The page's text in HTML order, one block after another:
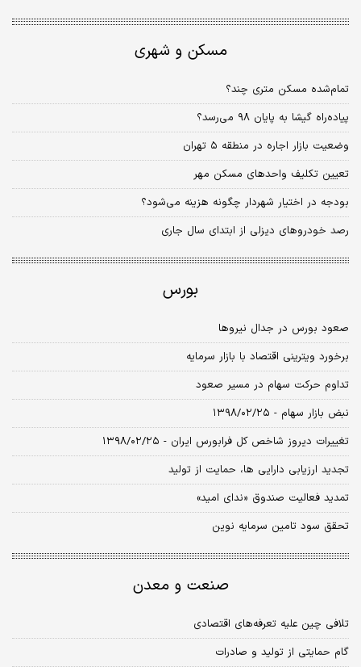
مسکن و شهری
تمام‌شده مسکن متری چند؟
پیاده‌راه گیشا به پایان ۹۸ می‌رسد؟
وضعیت بازار اجاره در منطقه ۵ تهران
تعیین تکلیف واحدهای مسکن مهر
بودجه در اختیار شهردار چگونه هزینه می‌شود؟
رصد خودروهای دیزلی از ابتدای سال جاری
بورس
صعود بورس در جدال نیروها
برخورد ویترینی اقتصاد با بازار سرمایه
تداوم حرکت سهام در مسیر صعود
نبض بازار سهام - ۱۳۹۸/۰۲/۲۵
تغییرات دیروز شاخص کل فرابورس ایران - ۱۳۹۸/۰۲/۲۵
تجدید ارزیابی دارایی ها، حمایت از تولید
تمدید فعالیت صندوق «ندای امید»
تحقق سود تامین سرمایه نوین
صنعت و معدن
تلافی چین علیه تعرفه‌های اقتصادی
گام حمایتی از تولید و صادرات